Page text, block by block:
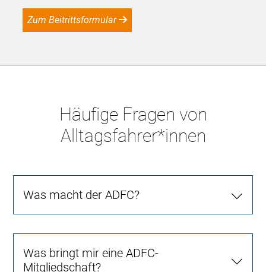
Zum Beitrittsformular
Häufige Fragen von
Alltagsfahrer*innen
Was macht der ADFC?
Was bringt mir eine ADFC-
Mitgliedschaft?